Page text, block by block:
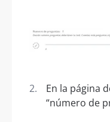
En la página
“número de